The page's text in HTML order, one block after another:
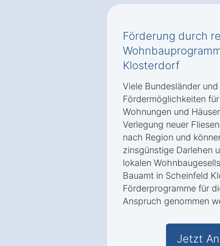
Förderung durch
Klosterdorf
Viele Bundesländer
Fördermöglichkeiten
Wohnungen und
Verlegung neuer
nach Region und
zinsgünstige Darlehen
lokalen
Bauamt in Scheinfeld
Förderprogramme für
Anspruch genommen
Jetzt